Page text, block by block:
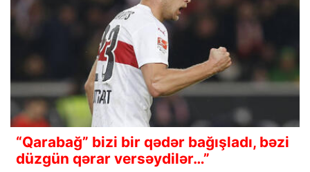
“Qarabağ” bizi bir qədər bağışladı, bəzi
düzgün qərar versəydilər…”